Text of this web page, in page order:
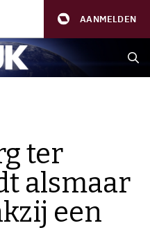
AANMELDEN
ter
alsmaar
een